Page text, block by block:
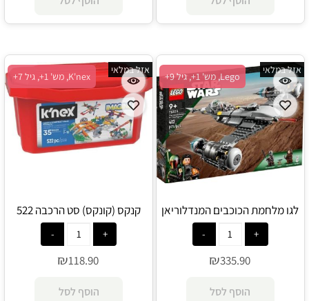
Lego, מש' 1+, גיל 9+
אזל במלאי
לגו מלחמת הכוכבים המנדלוריאן
₪335.90
הוסף לסל
K'nex, מש' 1+, גיל 7+
אזל במלאי
קנקס (קונקס) סט הרכבה 522
חלקים - K'nex
₪118.90
הוסף לסל